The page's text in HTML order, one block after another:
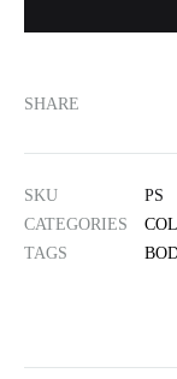
SHARE
SKU
PS
CATEGORIES
TAGS